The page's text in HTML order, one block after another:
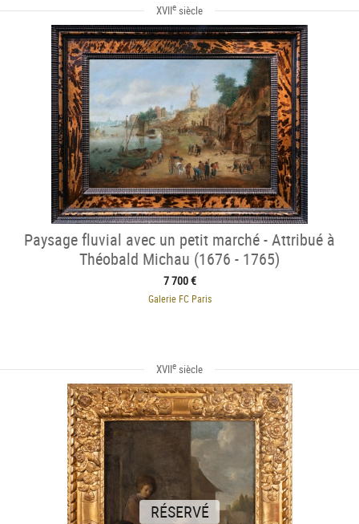
XVIIe siècle
Paysage fluvial avec un petit marché - Attribué à
Théobald Michau (1676 - 1765)
7 700 €
Galerie FC Paris
XVIIe siècle
RÉSERVÉ